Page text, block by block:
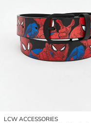
LCW ACCESSORIES